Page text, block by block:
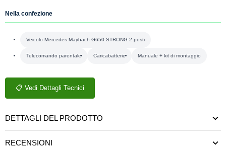
Nella confezione
Veicolo Mercedes Maybach G650 STRONG 2 posti
Telecomando parentale Caricabatterie Manuale + kit di montaggio
📋 Vedi Dettagli Tecnici
DETTAGLI DEL PRODOTTO
RECENSIONI